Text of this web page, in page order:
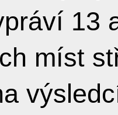
13
míst